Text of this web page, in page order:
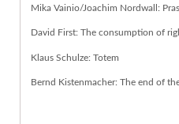
Mika Vainio/Joachim Nordwall:
David First: The consumption of
Klaus Schulze: Totem
Bernd Kistenmacher: The end of